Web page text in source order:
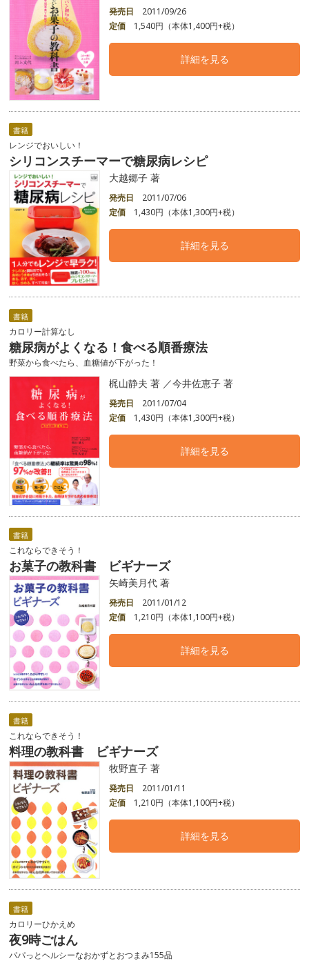
発売日
2011/09/26
定価
1,540円（本体1,400円+税）
詳細を見る
書籍
レンジでおいしい！
シリコンスチーマーで糖尿病レシピ
大越郷子 著
発売日
2011/07/06
定価
1,430円（本体1,300円+税）
詳細を見る
書籍
カロリー計算なし
糖尿病がよくなる！食べる順番療法
野菜から食べたら、血糖値が下がった！
梶山静夫 著 ／今井佐恵子 著
発売日
2011/07/04
定価
1,430円（本体1,300円+税）
詳細を見る
書籍
これならできそう！
お菓子の教科書 ビギナーズ
矢崎美月代 著
発売日
2011/01/12
定価
1,210円（本体1,100円+税）
詳細を見る
書籍
これならできそう！
料理の教科書 ビギナーズ
牧野直子 著
発売日
2011/01/11
定価
1,210円（本体1,100円+税）
詳細を見る
書籍
カロリーひかえめ
夜9時ごはん
パパっとヘルシーなおかずとおつまみ155品